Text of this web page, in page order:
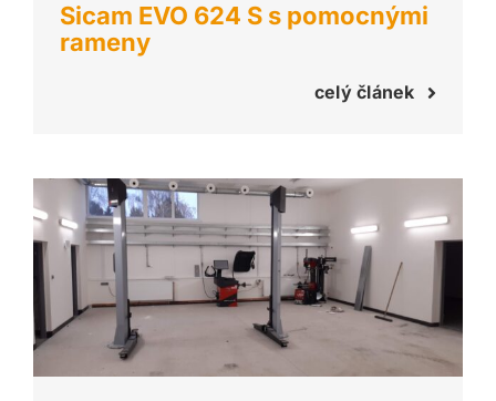
Sicam EVO 624 S s pomocnými
rameny
celý článek